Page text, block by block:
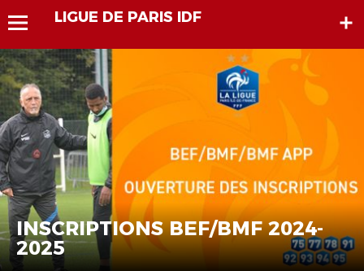
LIGUE DE PARIS IDF
INSCRIPTIONS BEF/BMF 2024-
2025